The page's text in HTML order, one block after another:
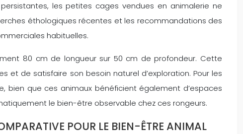
les petites cages vendues en animalerie ne
éthologiques récentes et les recommandations des
habituelles.
80 cm de longueur sur 50 cm de profondeur. Cette
et de satisfaire son besoin naturel d’exploration. Pour les
bien que ces animaux bénéficient également d’espaces
le bien-être observable chez ces rongeurs.
POUR LE BIEN-ÊTRE ANIMAL